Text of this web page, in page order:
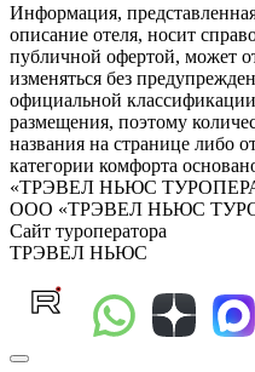
Информация,
описание отеля, носит
публичной офертой, может
изменяться без
официальной
размещения, поэтому
названия на странице либо
категории комфорта
«ТРЭВЕЛ НЬЮС
ООО «ТРЭВЕЛ НЬЮС
Сайт туроператора
ТРЭВЕЛ НЬЮС